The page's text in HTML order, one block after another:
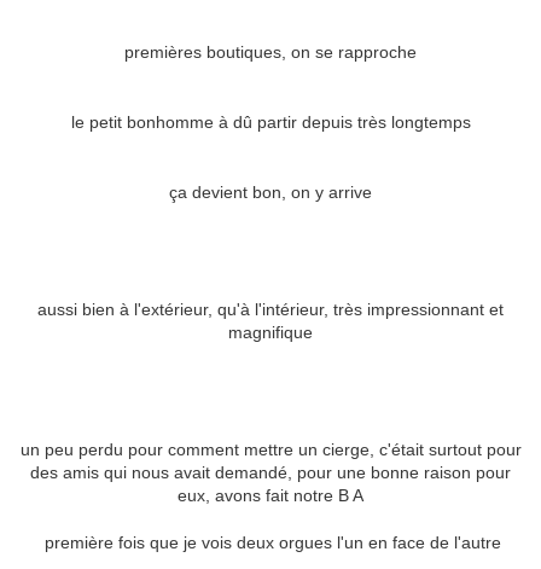
premières boutiques, on se rapproche
le petit bonhomme à dû partir depuis très longtemps
ça devient bon, on y arrive
aussi bien à l'extérieur, qu'à l'intérieur, très impressionnant et
magnifique
un peu perdu pour comment mettre un cierge, c'était surtout pour
des amis qui nous avait demandé, pour une bonne raison pour
eux, avons fait notre B A
première fois que je vois deux orgues l'un en face de l'autre